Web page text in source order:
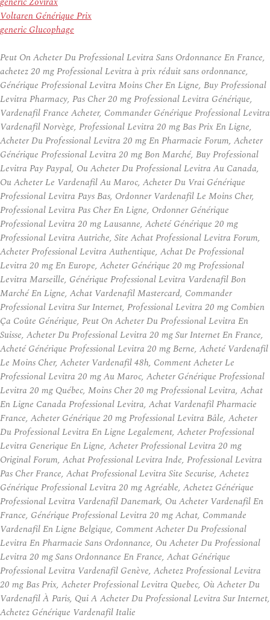
Voltaren Générique Prix
generic Glucophage
Peut On Acheter Du Professional Levitra Sans Ordonnance En France,
achetez 20 mg Professional Levitra à prix réduit sans ordonnance,
Générique Professional Levitra Moins Cher En Ligne, Buy Professional
Levitra Pharmacy, Pas Cher 20 mg Professional Levitra Générique,
Vardenafil France Acheter, Commander Générique Professional Levitra
Vardenafil Norvège, Professional Levitra 20 mg Bas Prix En Ligne,
Acheter Du Professional Levitra 20 mg En Pharmacie Forum, Acheter
Générique Professional Levitra 20 mg Bon Marché, Buy Professional
Levitra Pay Paypal, Ou Acheter Du Professional Levitra Au Canada,
Ou Acheter Le Vardenafil Au Maroc, Acheter Du Vrai Générique
Professional Levitra Pays Bas, Ordonner Vardenafil Le Moins Cher,
Professional Levitra Pas Cher En Ligne, Ordonner Générique
Professional Levitra 20 mg Lausanne, Acheté Générique 20 mg
Professional Levitra Autriche, Site Achat Professional Levitra Forum,
Acheter Professional Levitra Authentique, Achat De Professional
Levitra 20 mg En Europe, Acheter Générique 20 mg Professional
Levitra Marseille, Générique Professional Levitra Vardenafil Bon
Marché En Ligne, Achat Vardenafil Mastercard, Commander
Professional Levitra Sur Internet, Professional Levitra 20 mg Combien
Ça Coûte Générique, Peut On Acheter Du Professional Levitra En
Suisse, Acheter Du Professional Levitra 20 mg Sur Internet En France,
Acheté Générique Professional Levitra 20 mg Berne, Acheté Vardenafil
Le Moins Cher, Acheter Vardenafil 48h, Comment Acheter Le
Professional Levitra 20 mg Au Maroc, Acheter Générique Professional
Levitra 20 mg Québec, Moins Cher 20 mg Professional Levitra, Achat
En Ligne Canada Professional Levitra, Achat Vardenafil Pharmacie
France, Acheter Générique 20 mg Professional Levitra Bâle, Acheter
Du Professional Levitra En Ligne Legalement, Acheter Professional
Levitra Generique En Ligne, Acheter Professional Levitra 20 mg
Original Forum, Achat Professional Levitra Inde, Professional Levitra
Pas Cher France, Achat Professional Levitra Site Securise, Achetez
Générique Professional Levitra 20 mg Agréable, Achetez Générique
Professional Levitra Vardenafil Danemark, Ou Acheter Vardenafil En
France, Générique Professional Levitra 20 mg Achat, Commande
Vardenafil En Ligne Belgique, Comment Acheter Du Professional
Levitra En Pharmacie Sans Ordonnance, Ou Acheter Du Professional
Levitra 20 mg Sans Ordonnance En France, Achat Générique
Professional Levitra Vardenafil Genève, Achetez Professional Levitra
20 mg Bas Prix, Acheter Professional Levitra Quebec, Où Acheter Du
Vardenafil À Paris, Qui A Acheter Du Professional Levitra Sur Internet,
Achetez Générique Vardenafil Italie